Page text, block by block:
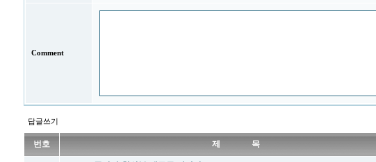
Comment
답글쓰기
번호 제 목